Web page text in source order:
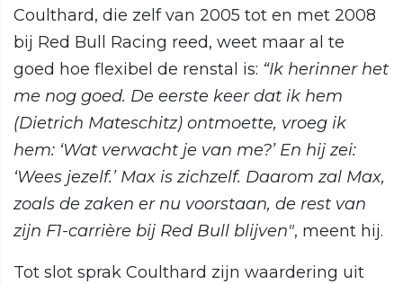
Coulthard, die zelf van 2005 tot en met 2008
bij Red Bull Racing reed, weet maar al te
goed hoe flexibel de renstal is: “Ik herinner het
me nog goed. De eerste keer dat ik hem
(Dietrich Mateschitz) ontmoette, vroeg ik
hem: ‘Wat verwacht je van me?’ En hij zei:
‘Wees jezelf.’ Max is zichzelf. Daarom zal Max,
zoals de zaken er nu voorstaan, de rest van
zijn F1-carrière bij Red Bull blijven", meent hij.
Tot slot sprak Coulthard zijn waardering uit